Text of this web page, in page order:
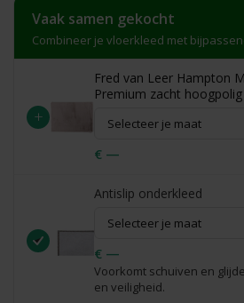
Vaak samen gekocht
Combineer je vloerkleed met
+
Fred van Leer Hampton
Premium zacht
€ —
Antislip onderkleed
€ —
Voorkomt schuiven en
en veiligheid.